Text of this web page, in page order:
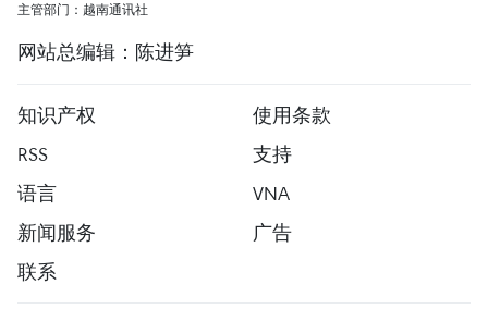
主管部门：越南通讯社
网站总编辑：陈进笋
知识产权
使用条款
RSS
支持
语言
VNA
新闻服务
广告
联系